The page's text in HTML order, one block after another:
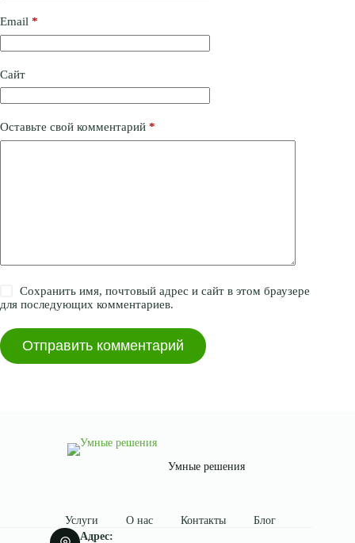
Email *
Сайт
Оставьте свой комментарий *
Сохранить имя, почтовый адрес и сайт в этом браузере
для последующих комментариев.
Отправить комментарий
Умные решения
Услуги О нас Контакты
Блог
Адрес: